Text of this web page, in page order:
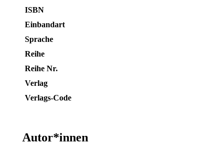
Jutta
Zimmermann
(Hrsg.)
–
9783826064326
3-
6432-
3-
ISBN
Einbandart
Sprache
Reihe
Reihe Nr.
Verlag
Verlags-Code
Autor*innen